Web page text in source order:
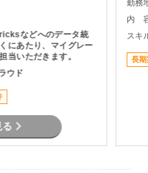
などへのデータ統
にあたり、マイグレー
当いただきます。
ウド
る
勤務
内
スキ
長期